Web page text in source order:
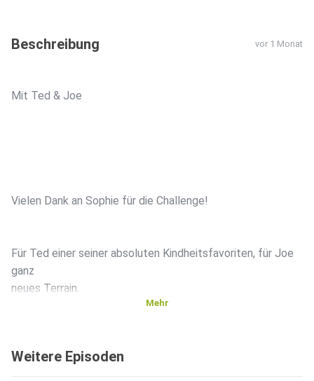
Beschreibung vor 1 Monat
Mit Ted & Joe
Vielen Dank an Sophie für die Challenge!
Für Ted einer seiner absoluten Kindheitsfavoriten, für Joe
ganz
neues Terrain.
KÖNIGREICH
Mehr
Weitere Episoden